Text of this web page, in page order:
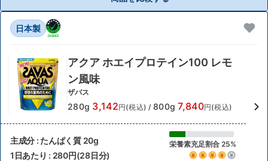
日本製
アクア ホエイプロテイン100 レモ
ン風味
ザバス
280g 3,142円(税込) / 800g 7,840円(税込)
主成分 : たんぱく質 20g 栄養素充足割合 25%
1日あたり : 280円(28日分)